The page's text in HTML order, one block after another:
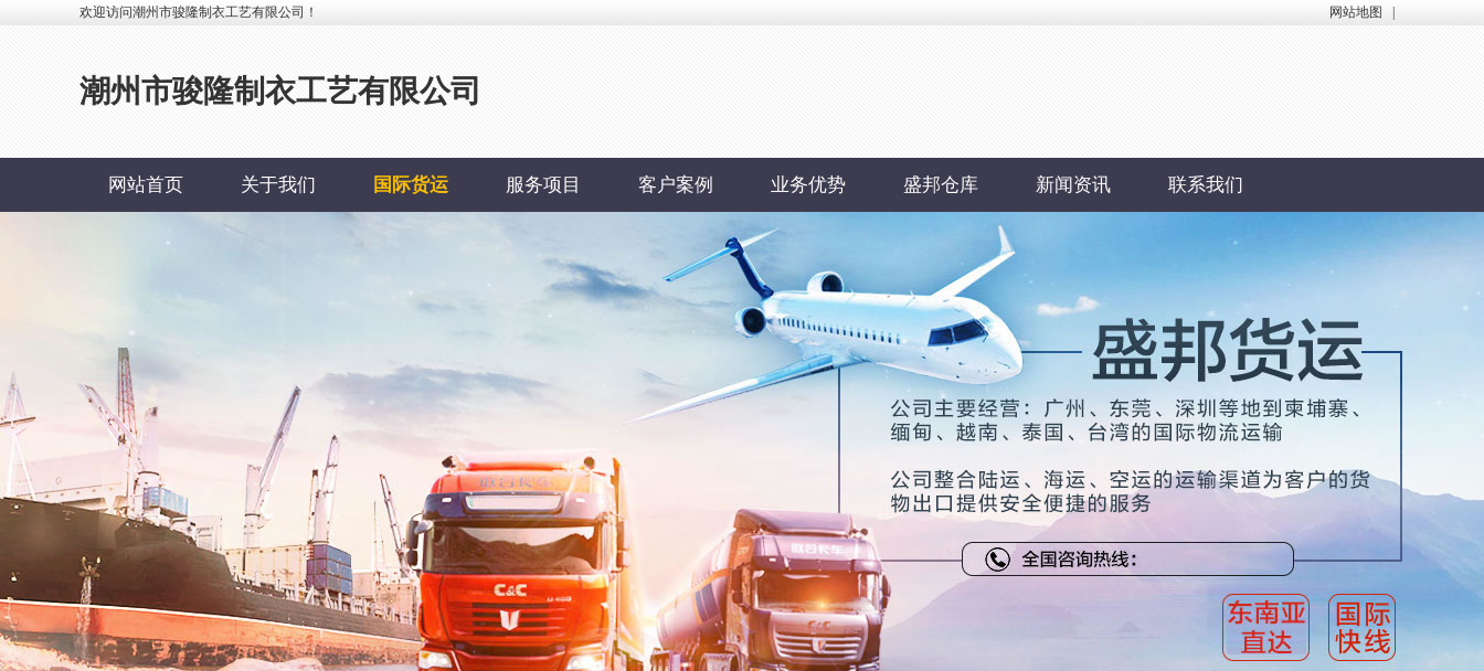
欢迎访问潮州市骏隆制衣工艺有限公司！ 网站地图
潮州市骏隆制衣工艺有限公司
网站首页 关于我们 国际货运 服务项目 客户案例 业务优势 盛邦仓库 新闻资讯 联系我们